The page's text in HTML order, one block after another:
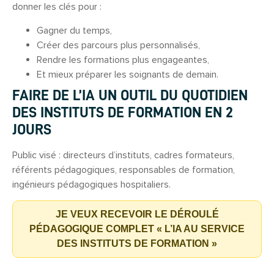
donner les clés pour :
Gagner du temps,
Créer des parcours plus personnalisés,
Rendre les formations plus engageantes,
Et mieux préparer les soignants de demain.
FAIRE DE L’IA UN OUTIL DU QUOTIDIEN
DES INSTITUTS DE FORMATION EN 2
JOURS
Public visé : directeurs d’instituts, cadres formateurs,
référents pédagogiques, responsables de formation,
ingénieurs pédagogiques hospitaliers.
JE VEUX RECEVOIR LE DÉROULÉ
PÉDAGOGIQUE COMPLET « L’IA AU SERVICE
DES INSTITUTS DE FORMATION »